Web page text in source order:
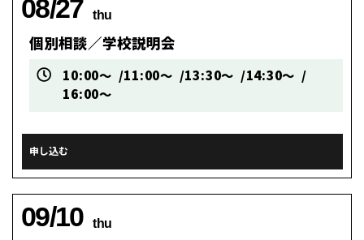
08/27 thu
個別相談／学校説明会
10:00～ 11:00～ 13:30～
14:30～
16:00～
申し込む
09/10 thu